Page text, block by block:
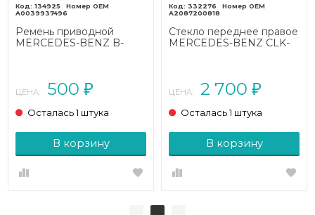
134925
A0039937496
Ремень приводной
MERCEDES-BENZ B-
ЦЕНА: 500 ₽
Осталась 1 штука
В корзину
332276
A2087200818
Стекло переднее правое
MERCEDES-BENZ CLK-
ЦЕНА: 2 700 ₽
Осталась 1 штука
В корзину